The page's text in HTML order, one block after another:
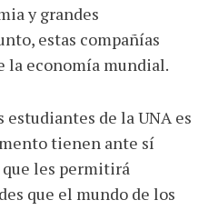
y grandes
estas compañías
la economía mundial.
estudiantes de la UNA es
tienen ante sí
les permitirá
que el mundo de los